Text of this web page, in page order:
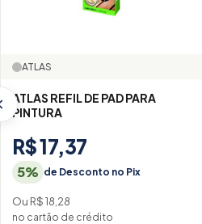
ATLAS
ATLAS REFIL DE PAD PARA
PINTURA
R$ 17,37
5% de Desconto no Pix
Ou R$ 18,28
no cartão de crédito